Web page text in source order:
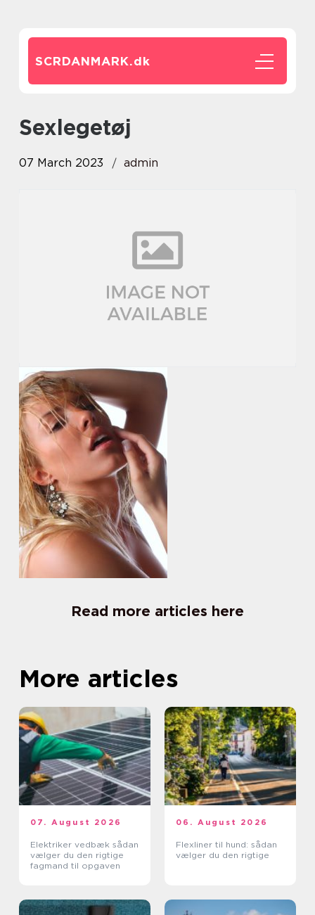
SCRDANMARK.dk
sexlegetøj
07 March 2023 admin
Read more articles here
More articles
07. August 2026
Elektriker vedbæk sådan
vælger du den rigtige
fagmand til opgaven
06. August 2026
Flexliner til hund: sådan
vælger du den rigtige